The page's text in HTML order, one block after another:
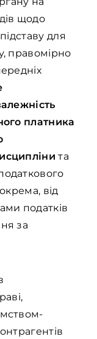
щодо
для
правомірно
платника
та
від
податків
за